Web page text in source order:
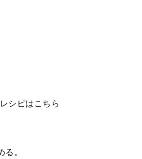
シピはこちら
。